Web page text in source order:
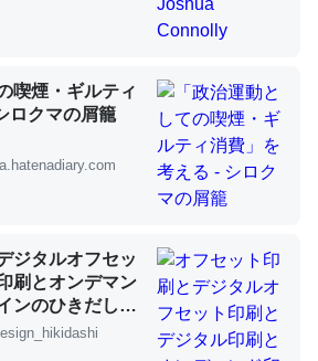
ないのか。知らんかった。調べたら
分はエビの600分の1程度。
】昆虫学の大問題＝「昆虫はなぜ海にいな
ルシウムも酸素も不足してて両方に不
してるのでは」とあって面白い。海に
ガニ・ウミグモ）はカルシウムを使わ
喫煙・ギルティ
ロクマの屑籠
ジタルオフセッ
刷とオンデマン
インのひきだし